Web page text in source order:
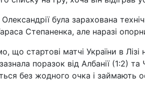
була зарахована
Степаненка, але наразі
що стартові матчі України в
поразок від Албанії (1:2)
без жодного очка і займають